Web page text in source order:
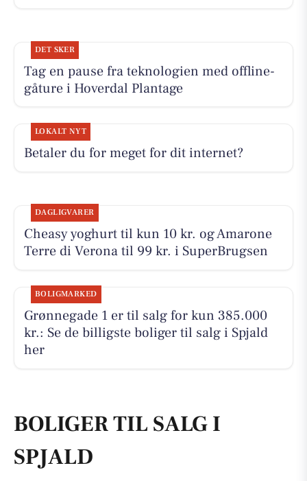
DET SKER
Tag en pause fra teknologien med offline-
gåture i Hoverdal Plantage
LOKALT NYT
Betaler du for meget for dit internet?
DAGLIGVARER
Cheasy yoghurt til kun 10 kr. og Amarone
Terre di Verona til 99 kr. i SuperBrugsen
BOLIGMARKED
Grønnegade 1 er til salg for kun 385.000
kr.: Se de billigste boliger til salg i Spjald
her
BOLIGER TIL SALG I
SPJALD